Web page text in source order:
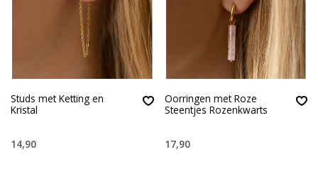
Studs met Ketting en
Kristal
14,90
Oorringen met Roze
Steentjes Rozenkwarts
17,90